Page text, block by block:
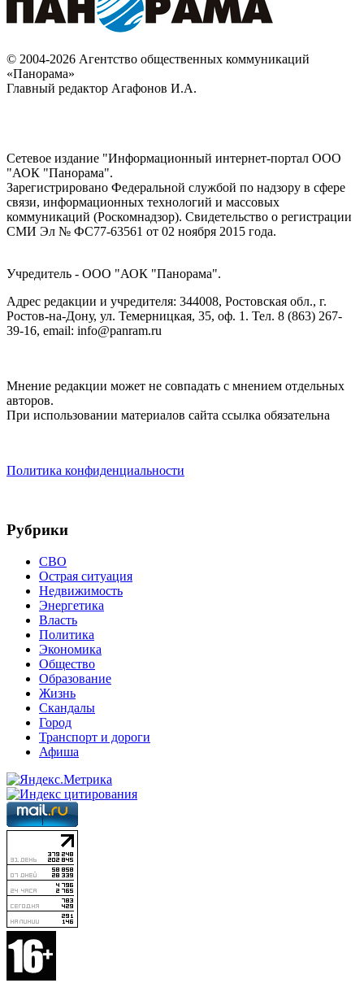
© 2004-2026 Агентство общественных коммуникаций
«Панорама»
Главный редактор Агафонов И.А.
Сетевое издание "Информационный интернет-портал ООО
"АОК "Панорама".
Зарегистрировано Федеральной службой по надзору в сфере
связи, информационных технологий и массовых
коммуникаций (Роскомнадзор). Cвидетельство о регистрации
СМИ Эл № ФС77-63561 от 02 ноября 2015 года.
Учредитель - ООО "АОК "Панорама".
Адрес редакции и учредителя: 344008, Ростовская обл., г.
Ростов-на-Дону, ул. Темерницкая, 35, оф. 1. Тел. 8 (863) 267-
39-16, email: info@panram.ru
Мнение редакции может не совпадать с мнением отдельных
авторов.
При использовании материалов сайта ссылка обязательна
Политика конфиденциальности
Рубрики
СВО
Острая ситуация
Недвижимость
Энергетика
Власть
Политика
Экономика
Общество
Образование
Жизнь
Скандалы
Город
Транспорт и дороги
Афиша